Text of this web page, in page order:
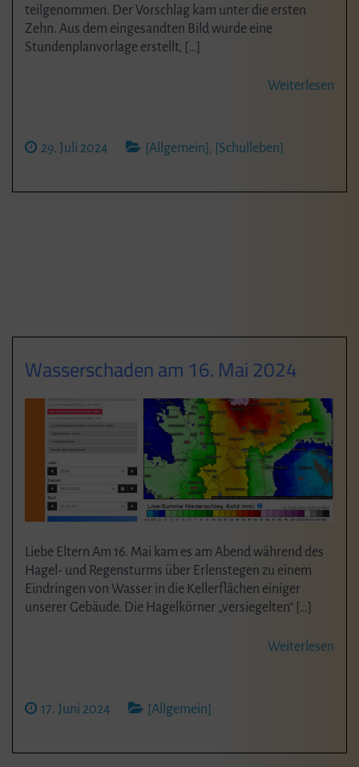
teilgenommen. Der Vorschlag kam unter die ersten
Zehn. Aus dem eingesandten Bild wurde eine
Stundenplanvorlage erstellt, […]
Weiterlesen
29. Juli 2024 [Allgemein] , [Schulleben]
Wasserschaden am 16. Mai 2024
Liebe Eltern Am 16. Mai kam es am Abend während des
Hagel- und Regensturms über Erlenstegen zu einem
Eindringen von Wasser in die Kellerflächen einiger
unserer Gebäude. Die Hagelkörner „versiegelten“ […]
Weiterlesen
17. Juni 2024 [Allgemein]